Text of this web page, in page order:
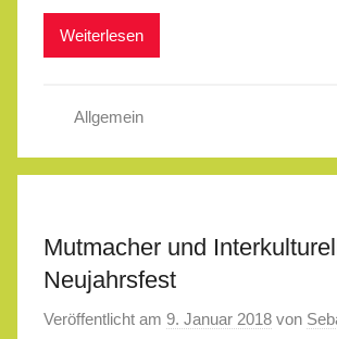
Weiterlesen
Allgemein
Mutmacher und
Neujahrsfest
Veröffentlicht am 9. Januar 2018 von